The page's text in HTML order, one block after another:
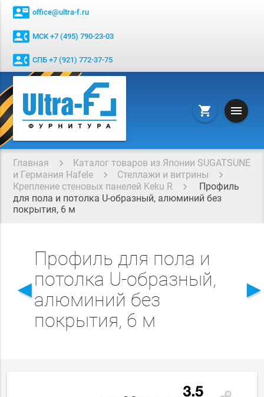
contact_mail office@ultra-f.ru
contact_phone МСК +7 (495) 790-23-03
contact_phone СПБ +7 (921) 772-37-75
shopping_cart menu
Главная
Каталог товаров из Японии SUGATSUNE
и Германия Hafele
Стеллажи и витрины
Крепление стеновых панелей Keku R
Профиль
для пола и потолка U-образный, алюминий без
покрытия, 6 м
◄
Профиль для пола и
потолка U-образный,
алюминий без
покрытия, 6 м